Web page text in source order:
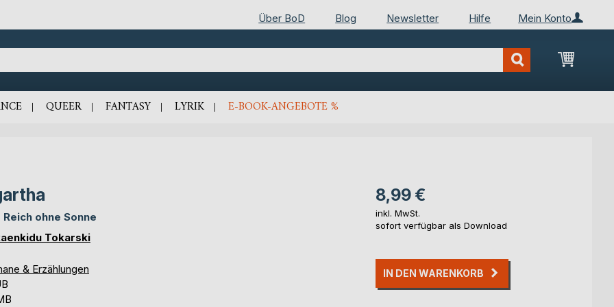
Mein Konto
Über BoD Blog Newsletter Hilfe
Mein
QUEER FANTASY LYRIK E-BOOK-ANGEBOTE %
Reich ohne Sonne
Tokarski
& Erzählungen
8,99 €
inkl. MwSt.
sofort verfügbar als Download
IN DEN WARENKORB